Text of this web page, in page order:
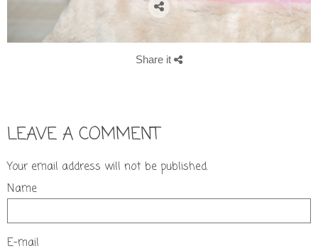
Share it
LEAVE A COMMENT
Your email address will not be published.
Name
E-mail